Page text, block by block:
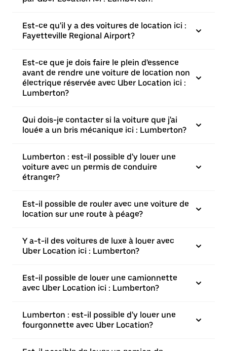
Est-ce qu'il y a des voitures de location ici :
Fayetteville Regional Airport?
Est-ce que je dois faire le plein d'essence
avant de rendre une voiture de location non
électrique réservée avec Uber Location ici :
Lumberton?
Qui dois-je contacter si la voiture que j'ai
louée a un bris mécanique ici : Lumberton?
Lumberton : est-il possible d'y louer une
voiture avec un permis de conduire
étranger?
Est-il possible de rouler avec une voiture de
location sur une route à péage?
Y a-t-il des voitures de luxe à louer avec
Uber Location ici : Lumberton?
Est-il possible de louer une camionnette
avec Uber Location ici : Lumberton?
Lumberton : est-il possible d'y louer une
fourgonnette avec Uber Location?